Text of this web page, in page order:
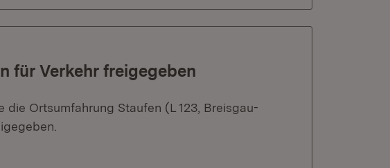
für Verkehr freigegeben
Ortsumfahrung Staufen (L 123, Breisgau-